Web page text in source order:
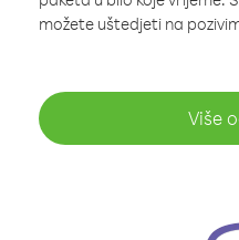
možete uštedjeti na
Više